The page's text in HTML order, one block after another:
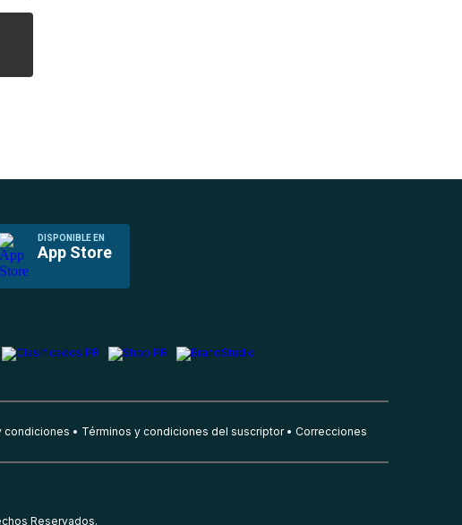
DISPONIBLE EN
App Store
condiciones Términos y condiciones del suscriptor Correcciones
Reservados.